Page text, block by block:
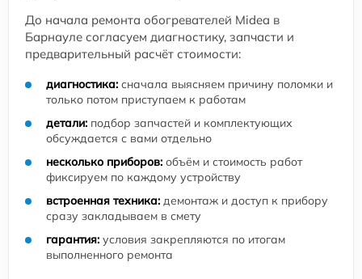
До начала ремонта обогревателей Midea в
Барнауле согласуем диагностику, запчасти и
предварительный расчёт стоимости:
диагностика: сначала выясняем причину поломки и
только потом приступаем к работам
детали: подбор запчастей и комплектующих
обсуждается с вами отдельно
несколько приборов: объём и стоимость работ
фиксируем по каждому устройству
встроенная техника: демонтаж и доступ к прибору
сразу закладываем в смету
гарантия: условия закрепляются по итогам
выполненного ремонта